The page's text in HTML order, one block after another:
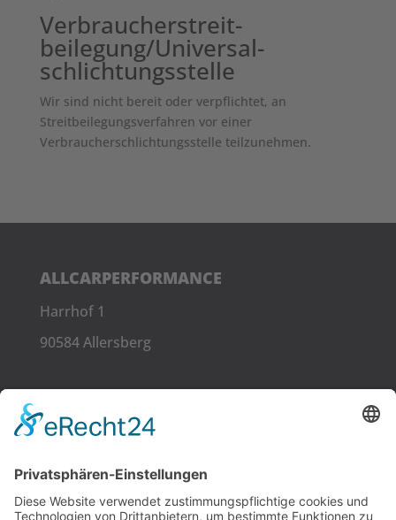
Verbraucher­streit­
beilegung/Universal­
schlichtungs­stelle
Wir sind nicht bereit oder verpflichtet, an
Streitbeilegungsverfahren vor einer
Verbraucherschlichtungsstelle teilzunehmen.
ALLCARPERFORMANCE
Harrhof 1
90584 Allersberg
LINKS
Kontakt
RECHTLICHES